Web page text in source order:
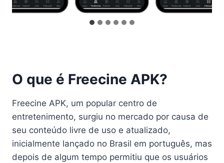
O que é Freecine APK?
Freecine APK, um popular centro de
entretenimento, surgiu no mercado por causa de
seu conteúdo livre de uso e atualizado,
inicialmente lançado no Brasil em português, mas
depois de algum tempo permitiu que os usuários